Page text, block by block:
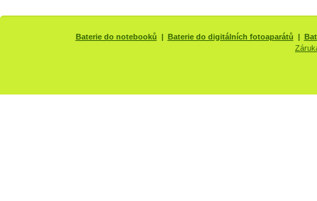
Baterie do notebooků | Baterie do digitálních fotoaparátů |